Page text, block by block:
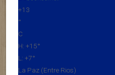
+13
°
C
H: +15°
L: +7°
La Paz (Entre Rios)